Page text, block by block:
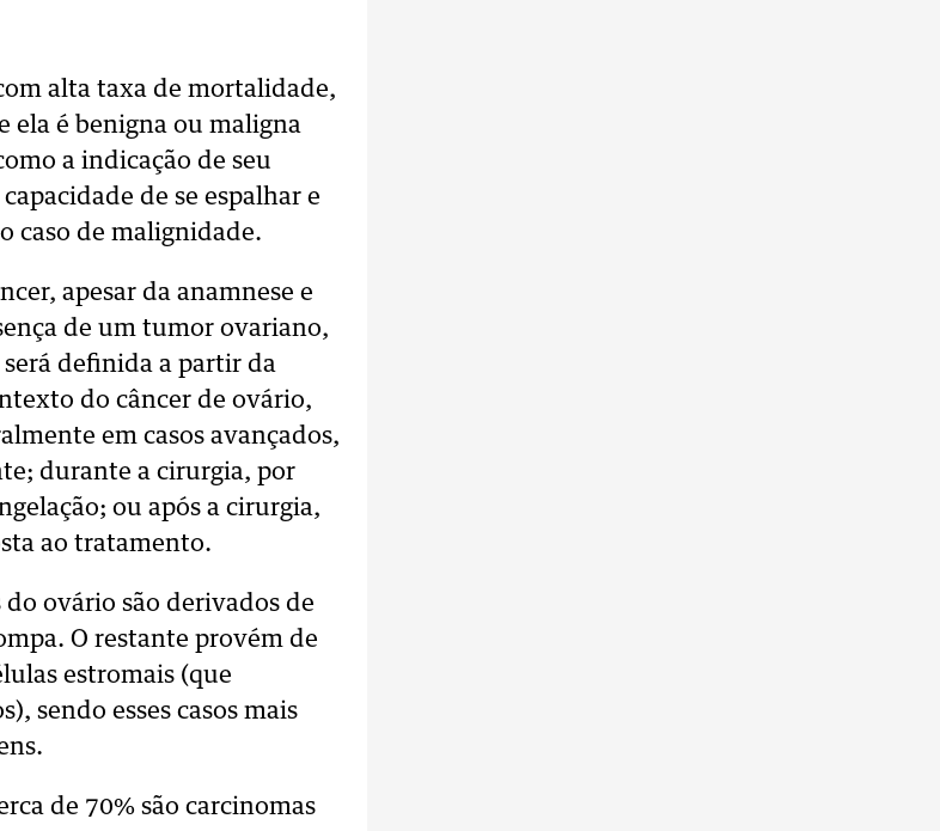
alta taxa de mortalidade,
ela é benigna ou maligna
a indicação de seu
de se espalhar e
caso de malignidade.
apesar da anamnese e
de um tumor ovariano,
definida a partir da
do câncer de ovário,
em casos avançados,
durante a cirurgia, por
ou após a cirurgia,
ao tratamento.
do ovário são derivados de
O restante provém de
estromais (que
sendo esses casos mais
de 70% são carcinomas